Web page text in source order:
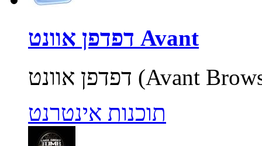
דפדפן אוונט Avant
תוכנות אינטרנט